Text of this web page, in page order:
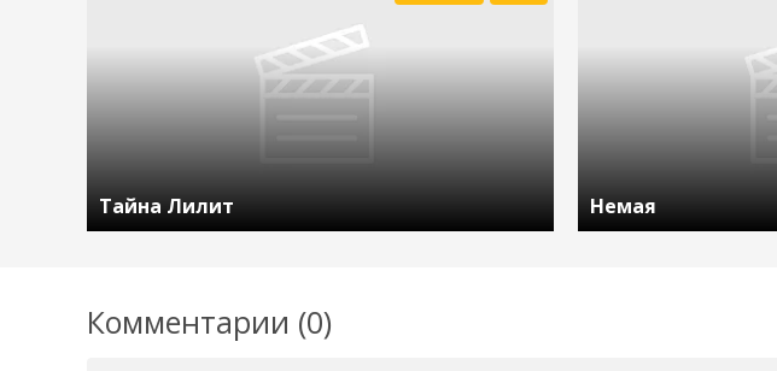
Тайна Лилит Немая
Комментарии (0)